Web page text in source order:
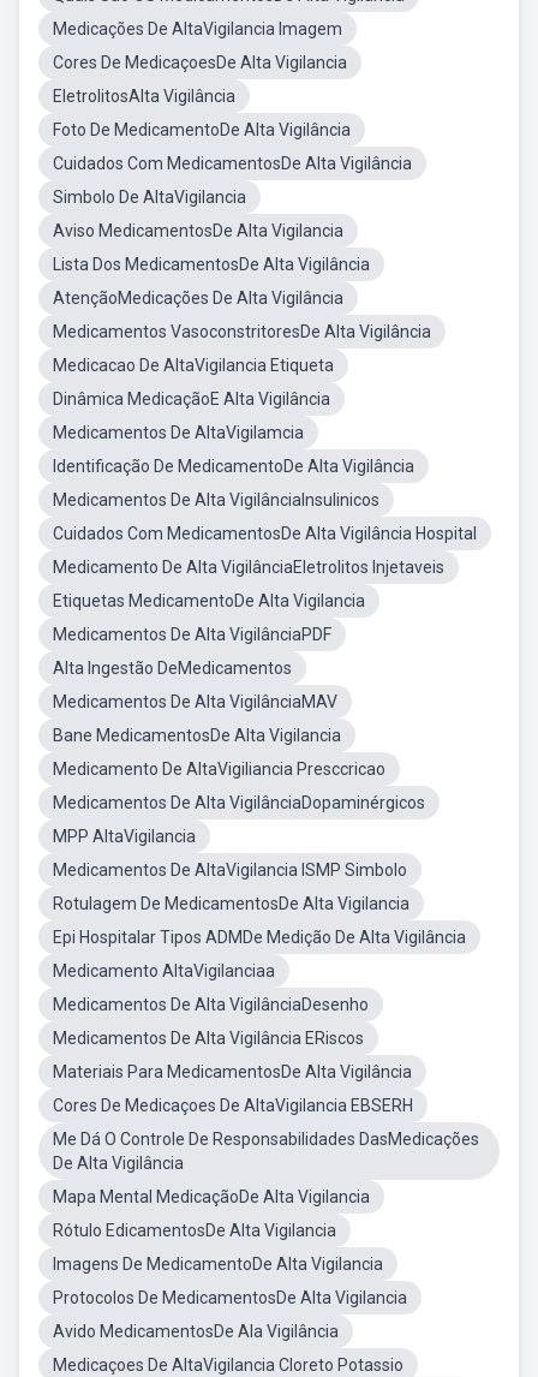
Medicações De AltaVigilancia Imagem
Cores De MedicaçoesDe Alta Vigilancia
EletrolitosAlta Vigilância
Foto De MedicamentoDe Alta Vigilância
Cuidados Com MedicamentosDe Alta Vigilância
Simbolo De AltaVigilancia
Aviso MedicamentosDe Alta Vigilancia
Lista Dos MedicamentosDe Alta Vigilância
AtençãoMedicações De Alta Vigilância
Medicamentos VasoconstritoresDe Alta Vigilância
Medicacao De AltaVigilancia Etiqueta
Dinâmica MedicaçãoE Alta Vigilância
Medicamentos De AltaVigilamcia
Identificação De MedicamentoDe Alta Vigilância
Medicamentos De Alta VigilânciaInsulinicos
Cuidados Com MedicamentosDe Alta Vigilância Hospital
Medicamento De Alta VigilânciaEletrolitos Injetaveis
Etiquetas MedicamentoDe Alta Vigilancia
Medicamentos De Alta VigilânciaPDF
Alta Ingestão DeMedicamentos
Medicamentos De Alta VigilânciaMAV
Bane MedicamentosDe Alta Vigilancia
Medicamento De AltaVigiliancia Presccricao
Medicamentos De Alta VigilânciaDopaminérgicos
MPP AltaVigilancia
Medicamentos De AltaVigilancia ISMP Simbolo
Rotulagem De MedicamentosDe Alta Vigilancia
Epi Hospitalar Tipos ADMDe Medição De Alta Vigilância
Medicamento AltaVigilanciaa
Medicamentos De Alta VigilânciaDesenho
Medicamentos De Alta Vigilância ERiscos
Materiais Para MedicamentosDe Alta Vigilância
Cores De Medicaçoes De AltaVigilancia EBSERH
Me Dá O Controle De Responsabilidades DasMedicações
De Alta Vigilância
Mapa Mental MedicaçãoDe Alta Vigilancia
Rótulo EdicamentosDe Alta Vigilancia
Imagens De MedicamentoDe Alta Vigilancia
Protocolos De MedicamentosDe Alta Vigilancia
Avido MedicamentosDe Ala Vigilância
Medicaçoes De AltaVigilancia Cloreto Potassio